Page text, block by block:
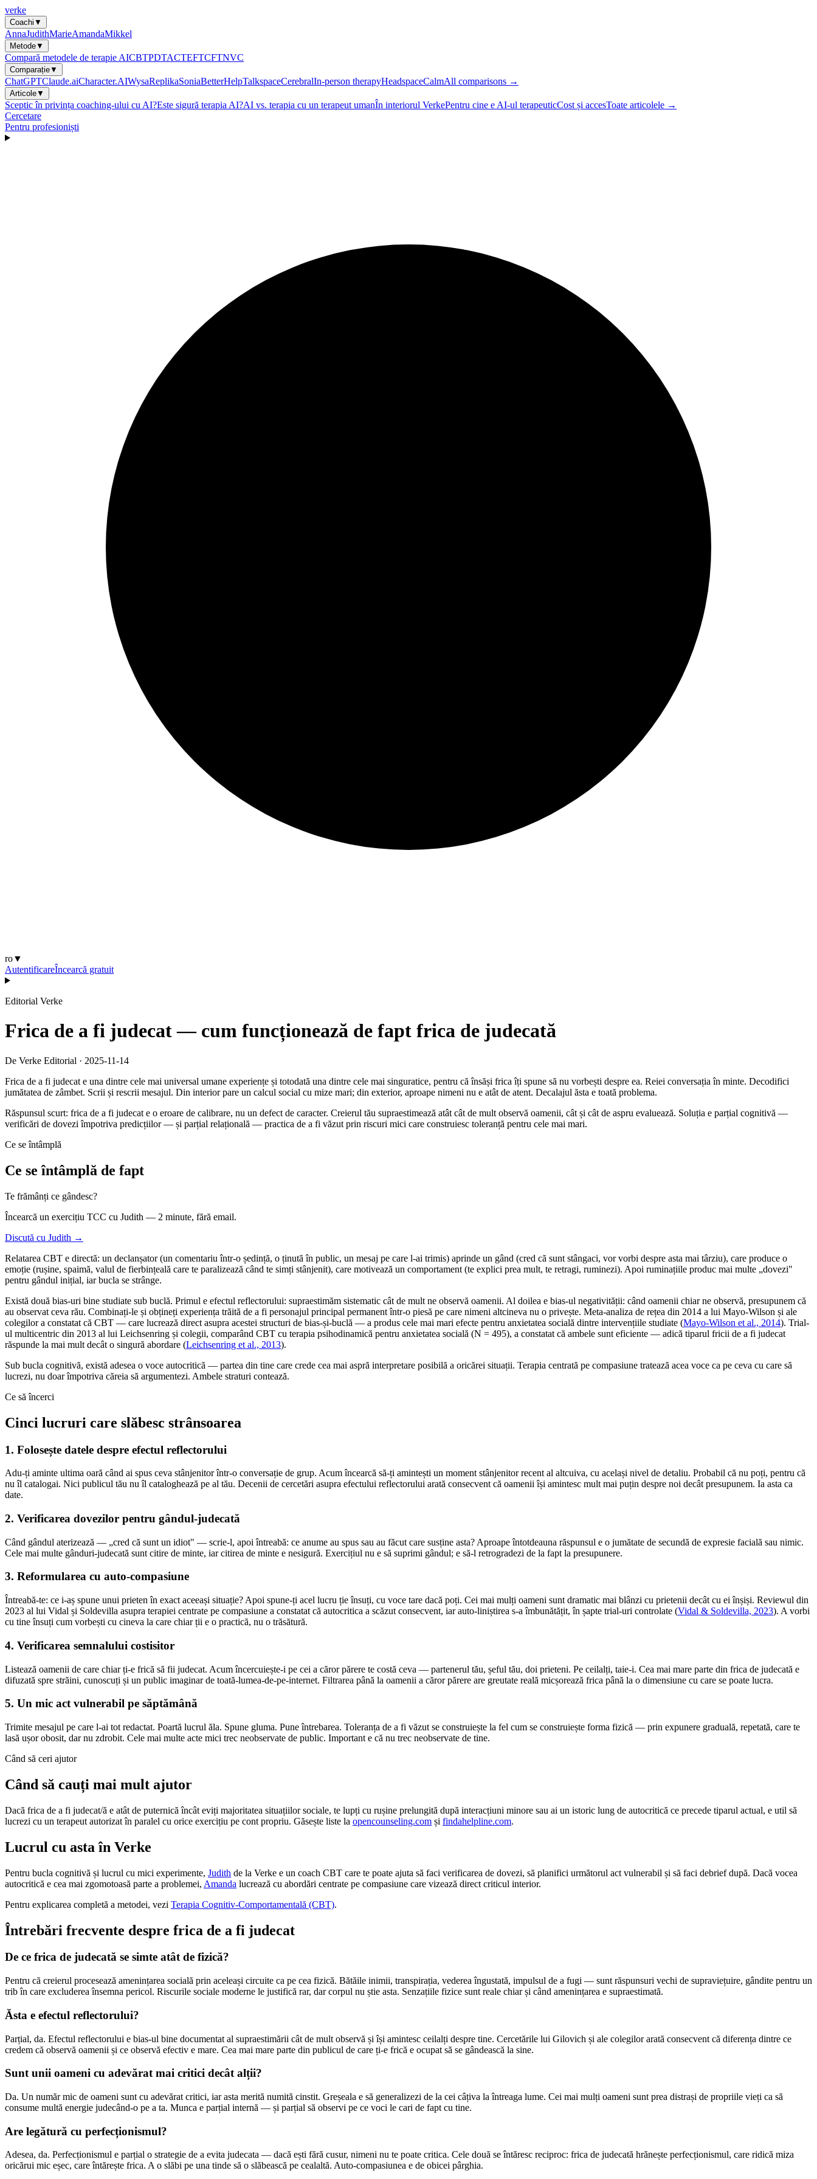
verke
Coachi ▼
AnnaJudithMarieAmandaMikkel
Metode▼
Compară metodele de terapie AICBTPDTACTEFTCFTNVC
Comparație▼
ChatGPTClaude.aiCharacter.AIWysaReplikaSoniaBetterHelpTalkspaceCerebralIn-person therapyHeadspaceCalmAll comparisons →
Articole▼
Sceptic în privința coaching-ului cu AI?Este sigură terapia AI?AI vs. terapia cu un terapeut umanÎn interiorul VerkePentru cine e AI-ul terapeuticCost și accesToate articolele →
Cercetare
Pentru profesioniști
ro▼
AutentificareÎncearcă gratuit
Editorial Verke
Frica de a fi judecat — cum funcționează de fapt frica de judecată
De Verke Editorial · 2025-11-14
Frica de a fi judecat e una dintre cele mai universal umane experiențe și totodată una dintre cele mai singuratice, pentru că însăși frica îți spune să nu vorbești despre ea. Reiei conversația în minte. Decodifici
jumătatea de zâmbet. Scrii și rescrii mesajul. Din interior pare un calcul social cu mize mari; din exterior, aproape nimeni nu e atât de atent. Decalajul ăsta e toată problema.
Răspunsul scurt: frica de a fi judecat e o eroare de calibrare, nu un defect de caracter. Creierul tău supraestimează atât cât de mult observă oamenii, cât și cât de aspru evaluează. Soluția e parțial cognitivă —
verificări de dovezi împotriva predicțiilor — și parțial relațională — practica de a fi văzut prin riscuri mici care construiesc toleranță pentru cele mai mari.
Ce se întâmplă
Ce se întâmplă de fapt
Te frămânți ce gândesc?
Încearcă un exercițiu TCC cu Judith — 2 minute, fără email.
Discută cu Judith →
Relatarea CBT e directă: un declanșator (un comentariu într-o ședință, o ținută în public, un mesaj pe care l-ai trimis) aprinde un gând (cred că sunt stângaci, vor vorbi despre asta mai târziu), care produce o
emoție (rușine, spaimă, valul de fierbințeală care te paralizează când te simți stânjenit), care motivează un comportament (te explici prea mult, te retragi, ruminezi). Apoi ruminațiile produc mai multe „dovezi"
pentru gândul inițial, iar bucla se strânge.
Există două bias-uri bine studiate sub buclă. Primul e efectul reflectorului: supraestimăm sistematic cât de mult ne observă oamenii. Al doilea e bias-ul negativității: când oamenii chiar ne observă, presupunem că
au observat ceva rău. Combinați-le și obțineți experiența trăită de a fi personajul principal permanent într-o piesă pe care nimeni altcineva nu o privește. Meta-analiza de rețea din 2014 a lui Mayo-Wilson și ale
colegilor a constatat că CBT — care lucrează direct asupra acestei structuri de bias-și-buclă — a produs cele mai mari efecte pentru anxietatea socială dintre intervențiile studiate (Mayo-Wilson et al., 2014). Trial-
ul multicentric din 2013 al lui Leichsenring și colegii, comparând CBT cu terapia psihodinamică pentru anxietatea socială (N = 495), a constatat că ambele sunt eficiente — adică tiparul fricii de a fi judecat
răspunde la mai mult decât o singură abordare (Leichsenring et al., 2013).
Sub bucla cognitivă, există adesea o voce autocritică — partea din tine care crede cea mai aspră interpretare posibilă a oricărei situații. Terapia centrată pe compasiune tratează acea voce ca pe ceva cu care să
lucrezi, nu doar împotriva căreia să argumentezi. Ambele straturi contează.
Ce să încerci
Cinci lucruri care slăbesc strânsoarea
1. Folosește datele despre efectul reflectorului
Adu-ți aminte ultima oară când ai spus ceva stânjenitor într-o conversație de grup. Acum încearcă să-ți amintești un moment stânjenitor recent al altcuiva, cu același nivel de detaliu. Probabil că nu poți, pentru că
nu îl catalogai. Nici publicul tău nu îl cataloghează pe al tău. Decenii de cercetări asupra efectului reflectorului arată consecvent că oamenii își amintesc mult mai puțin despre noi decât presupunem. Ia asta ca
date.
2. Verificarea dovezilor pentru gândul-judecată
Când gândul aterizează — „cred că sunt un idiot" — scrie-l, apoi întreabă: ce anume au spus sau au făcut care susține asta? Aproape întotdeauna răspunsul e o jumătate de secundă de expresie facială sau nimic.
Cele mai multe gânduri-judecată sunt citire de minte, iar citirea de minte e nesigură. Exercițiul nu e să suprimi gândul; e să-l retrogradezi de la fapt la presupunere.
3. Reformularea cu auto-compasiune
Întreabă-te: ce i-aș spune unui prieten în exact aceeași situație? Apoi spune-ți acel lucru ție însuți, cu voce tare dacă poți. Cei mai mulți oameni sunt dramatic mai blânzi cu prietenii decât cu ei înșiși. Reviewul din
2023 al lui Vidal și Soldevilla asupra terapiei centrate pe compasiune a constatat că autocritica a scăzut consecvent, iar auto-liniștirea s-a îmbunătățit, în șapte trial-uri controlate (Vidal & Soldevilla, 2023). A vorbi
cu tine însuți cum vorbești cu cineva la care chiar ții e o practică, nu o trăsătură.
4. Verificarea semnalului costisitor
Listează oamenii de care chiar ți-e frică să fii judecat. Acum încercuiește-i pe cei a căror părere te costă ceva — partenerul tău, șeful tău, doi prieteni. Pe ceilalți, taie-i. Cea mai mare parte din frica de judecată e
difuzată spre străini, cunoscuți și un public imaginar de toată-lumea-de-pe-internet. Filtrarea până la oamenii a căror părere are greutate reală micșorează frica până la o dimensiune cu care se poate lucra.
5. Un mic act vulnerabil pe săptămână
Trimite mesajul pe care l-ai tot redactat. Poartă lucrul ăla. Spune gluma. Pune întrebarea. Toleranța de a fi văzut se construiește la fel cum se construiește forma fizică — prin expunere graduală, repetată, care te
lasă ușor obosit, dar nu zdrobit. Cele mai multe acte mici trec neobservate de public. Important e că nu trec neobservate de tine.
Când să ceri ajutor
Când să cauți mai mult ajutor
Dacă frica de a fi judecat/ă e atât de puternică încât eviți majoritatea situațiilor sociale, te lupți cu rușine prelungită după interacțiuni minore sau ai un istoric lung de autocritică ce precede tiparul actual, e util să
lucrezi cu un terapeut autorizat în paralel cu orice exercițiu pe cont propriu. Găsește liste la opencounseling.com și findahelpline.com.
Lucrul cu asta în Verke
Pentru bucla cognitivă și lucrul cu mici experimente, Judith de la Verke e un coach CBT care te poate ajuta să faci verificarea de dovezi, să planifici următorul act vulnerabil și să faci debrief după. Dacă vocea
autocritică e cea mai zgomotoasă parte a problemei, Amanda lucrează cu abordări centrate pe compasiune care vizează direct criticul interior.
Pentru explicarea completă a metodei, vezi Terapia Cognitiv-Comportamentală (CBT).
Întrebări frecvente despre frica de a fi judecat
De ce frica de judecată se simte atât de fizică?
Pentru că creierul procesează amenințarea socială prin aceleași circuite ca pe cea fizică. Bătăile inimii, transpirația, vederea îngustată, impulsul de a fugi — sunt răspunsuri vechi de supraviețuire, gândite pentru un
trib în care excluderea însemna pericol. Riscurile sociale moderne le justifică rar, dar corpul nu știe asta. Senzațiile fizice sunt reale chiar și când amenințarea e supraestimată.
Ăsta e efectul reflectorului?
Parțial, da. Efectul reflectorului e bias-ul bine documentat al supraestimării cât de mult observă și își amintesc ceilalți despre tine. Cercetările lui Gilovich și ale colegilor arată consecvent că diferența dintre ce
credem că observă oamenii și ce observă efectiv e mare. Cea mai mare parte din publicul de care ți-e frică e ocupat să se gândească la sine.
Sunt unii oameni cu adevărat mai critici decât alții?
Da. Un număr mic de oameni sunt cu adevărat critici, iar asta merită numită cinstit. Greșeala e să generalizezi de la cei câțiva la întreaga lume. Cei mai mulți oameni sunt prea distrași de propriile vieți ca să
consume multă energie judecând-o pe a ta. Munca e parțial internă — și parțial să observi pe ce voci le cari de fapt cu tine.
Are legătură cu perfecționismul?
Adesea, da. Perfecționismul e parțial o strategie de a evita judecata — dacă ești fără cusur, nimeni nu te poate critica. Cele două se întăresc reciproc: frica de judecată hrănește perfecționismul, care ridică miza
oricărui mic eșec, care întărește frica. A o slăbi pe una tinde să o slăbească pe cealaltă. Auto-compasiunea e de obicei pârghia.